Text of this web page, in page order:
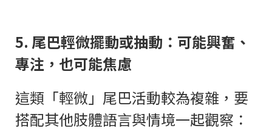
5. 尾巴輕微擺動或抽動：可能興奮、
專注，也可能焦慮
這類「輕微」尾巴活動較為複雜，要
搭配其他肢體語言與情境一起觀察：